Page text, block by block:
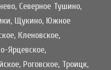
Северное Тушино,
Щукино, Южное
Кленовское,
Ярцевское,
Роговское, Троицк,